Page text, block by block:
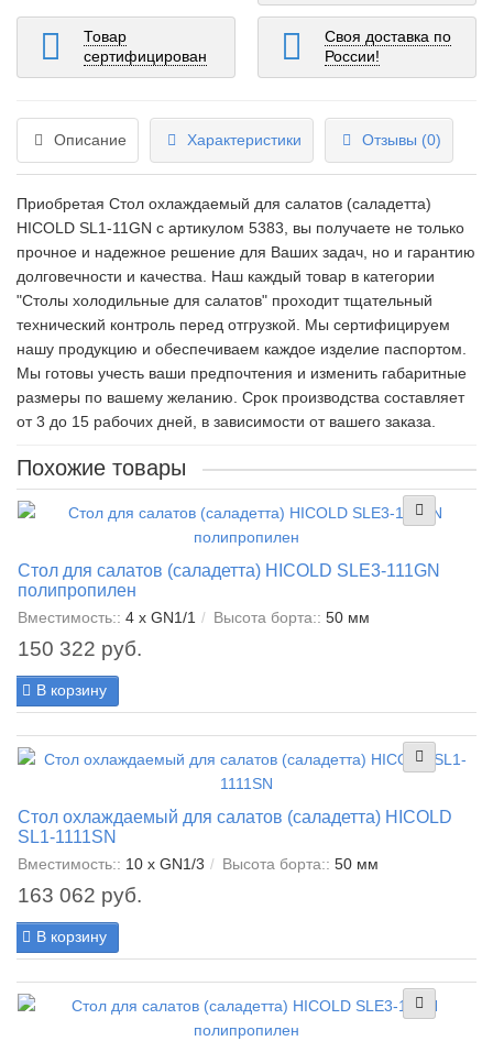
Товар
сертифицирован
Своя доставка по
России!
Описание Характеристики Отзывы (0)
Приобретая Стол охлаждаемый для салатов (саладетта)
HICOLD SL1-11GN c артикулом 5383, вы получаете не только
прочное и надежное решение для Ваших задач, но и гарантию
долговечности и качества. Наш каждый товар в категории
"Столы холодильные для салатов" проходит тщательный
технический контроль перед отгрузкой. Мы сертифицируем
нашу продукцию и обеспечиваем каждое изделие паспортом.
Мы готовы учесть ваши предпочтения и изменить габаритные
размеры по вашему желанию. Срок производства составляет
от 3 до 15 рабочих дней, в зависимости от вашего заказа.
Похожие товары
Стол для салатов (саладетта) HICOLD SLE3-111GN
полипропилен
Вместимость:: 4 x GN1/1 Высота борта:: 50 мм
150 322 руб.
В корзину
Стол охлаждаемый для салатов (саладетта) HICOLD
SL1-1111SN
Вместимость:: 10 x GN1/3 Высота борта:: 50 мм
163 062 руб.
В корзину